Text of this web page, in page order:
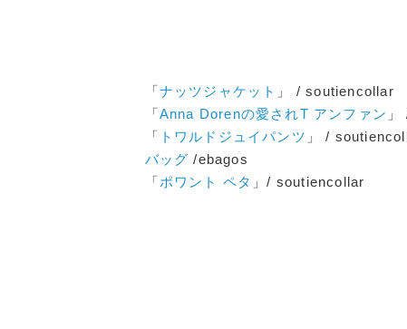
「ナッツジャケット 」 / soutiencollar
「Anna Dorenの愛されT アンファン
「 トワルドジュイパンツ 」 /
バッグ /ebagos
「ポワント ペタ 」/ soutiencollar